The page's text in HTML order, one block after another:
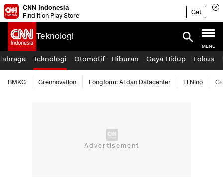
CNN Indonesia
Find it on Play Store
Get
Teknologi
MENU
Teknologi Otomotif Hiburan Gaya Hidup Fokus
BMKG Grennovation Longform: AI dan Datacenter El Nino